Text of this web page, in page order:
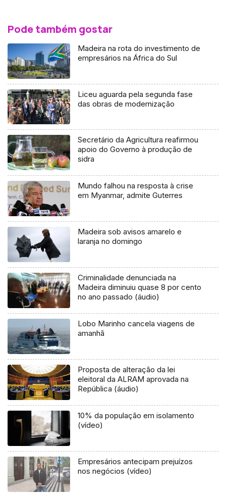
Pode também gostar
Madeira na rota do investimento de
empresários na África do Sul
Liceu aguarda pela segunda fase
das obras de modernização
Secretário da Agricultura reafirmou
apoio do Governo à produção de
sidra
Mundo falhou na resposta à crise
em Myanmar, admite Guterres
Madeira sob avisos amarelo e
laranja no domingo
Criminalidade denunciada na
Madeira diminuiu quase 8 por cento
no ano passado (áudio)
Lobo Marinho cancela viagens de
amanhã
Proposta de alteração da lei
eleitoral da ALRAM aprovada na
República (áudio)
10% da população em isolamento
(vídeo)
Empresários antecipam prejuízos
nos negócios (vídeo)